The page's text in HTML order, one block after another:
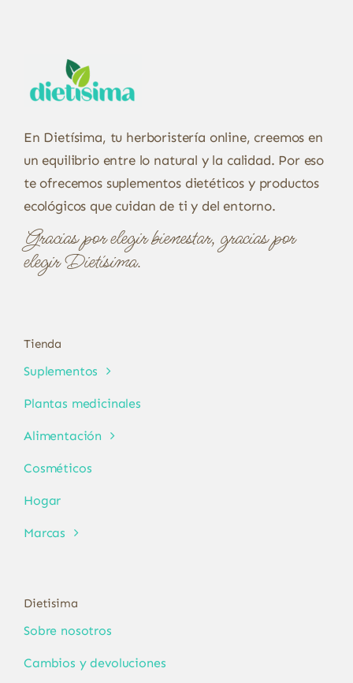
En Dietísima, tu herboristería online, creemos en
un equilibrio entre lo natural y la calidad. Por eso
te ofrecemos suplementos dietéticos y productos
ecológicos que cuidan de ti y del entorno.
Gracias por elegir bienestar, gracias por
elegir Dietísima.
Tienda
Suplementos
Plantas medicinales
Alimentación
Cosméticos
Hogar
Marcas
Dietisima
Sobre nosotros
Cambios y devoluciones